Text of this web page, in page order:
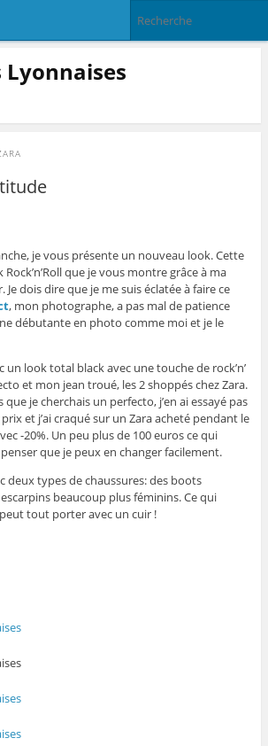
Lyonnaises
je vous présente un nouveau look. Cette
Rock’n’Roll que je vous montre grâce à ma
Je dois dire que je me suis éclatée à faire ce
, mon photographe, a pas mal de patience
débutante en photo comme moi et je le
un look total black avec une touche de rock’n’
et mon jean troué, les 2 shoppés chez Zara.
je cherchais un perfecto, j’en ai essayé pas
et j’ai craqué sur un Zara acheté pendant le
-20%. Un peu plus de 100 euros ce qui
que je peux en changer facilement.
deux types de chaussures: des boots
beaucoup plus féminins. Ce qui
tout porter avec un cuir !